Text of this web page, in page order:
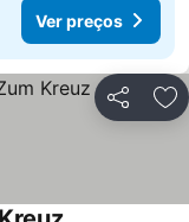
Ver preços
Partilhar